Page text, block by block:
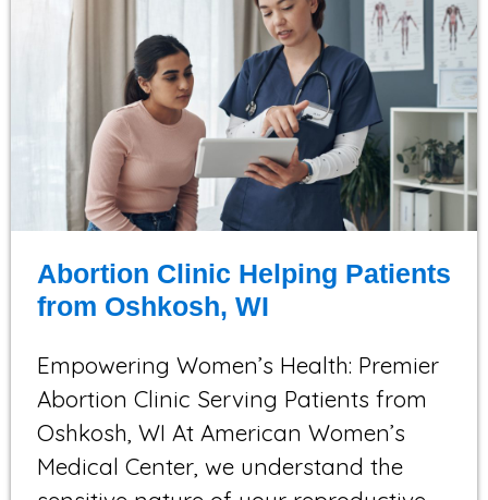
Abortion Clinic Helping Patients
from Oshkosh, WI
Empowering Women’s Health: Premier
Abortion Clinic Serving Patients from
Oshkosh, WI At American Women’s
Medical Center, we understand the